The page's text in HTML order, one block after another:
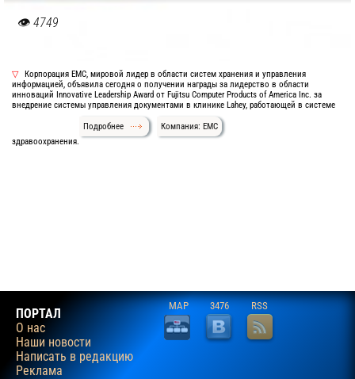
4749
Корпорация EMC, мировой лидер в области систем хранения и управления
информацией, объявила сегодня о получении награды за лидерство в области
инноваций Innovative Leadership Award от Fujitsu Computer Products of America Inc. за
внедрение системы управления документами в клинике Lahey, работающей в системе
здравоохранения.
Подробнее Компания: EMC
ПОРТАЛ
О нас
Наши новости
Написать в редакцию
Реклама
MAP 3476 RSS